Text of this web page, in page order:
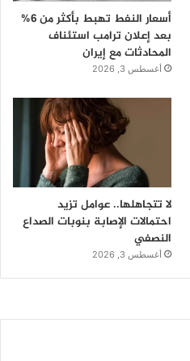
أسعار النفط تهبط بأكثر من 6%
بعد إعلان ترامب استئناف
المحادثات مع إيران
أغسطس 3, 2026
لا تتجاهلها.. عوامل تزيد
احتمالات الإصابة بنوبات الصداع
النصفي
أغسطس 3, 2026